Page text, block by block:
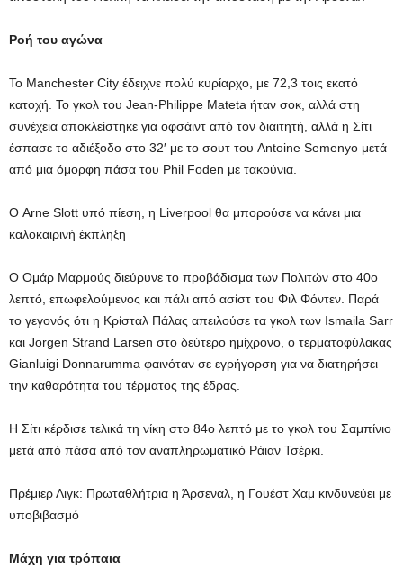
Ροή του αγώνα
Το Manchester City έδειχνε πολύ κυρίαρχο, με 72,3 τοις εκατό
κατοχή. Το γκολ του Jean-Philippe Mateta ήταν σοκ, αλλά στη
συνέχεια αποκλείστηκε για οφσάιντ από τον διαιτητή, αλλά η Σίτι
έσπασε το αδιέξοδο στο 32′ με το σουτ του Antoine Semenyo μετά
από μια όμορφη πάσα του Phil Foden με τακούνια.
Ο Arne Slott υπό πίεση, η Liverpool θα μπορούσε να κάνει μια
καλοκαιρινή έκπληξη
Ο Ομάρ Μαρμούς διεύρυνε το προβάδισμα των Πολιτών στο 40ο
λεπτό, επωφελούμενος και πάλι από ασίστ του Φιλ Φόντεν. Παρά
το γεγονός ότι η Κρίσταλ Πάλας απειλούσε τα γκολ των Ismaila Sarr
και Jorgen Strand Larsen στο δεύτερο ημίχρονο, ο τερματοφύλακας
Gianluigi Donnarumma φαινόταν σε εγρήγορση για να διατηρήσει
την καθαρότητα του τέρματος της έδρας.
Η Σίτι κέρδισε τελικά τη νίκη στο 84ο λεπτό με το γκολ του Σαμπίνιο
μετά από πάσα από τον αναπληρωματικό Ράιαν Τσέρκι.
Πρέμιερ Λιγκ: Πρωταθλήτρια η Άρσεναλ, η Γουέστ Χαμ κινδυνεύει με
υποβιβασμό
Μάχη για τρόπαια